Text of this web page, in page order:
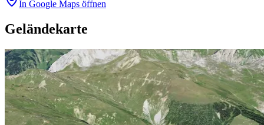
In Google Maps öffnen
Geländekarte